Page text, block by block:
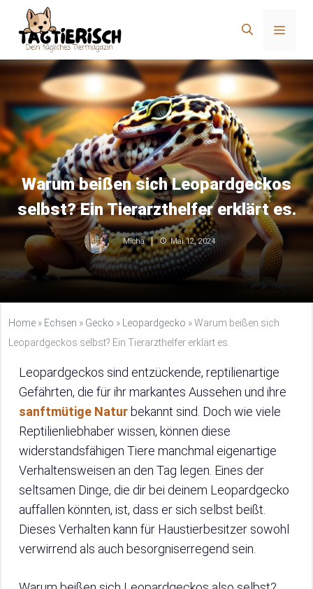
Inhalt
springen
Menü
Warum beißen sich Leopardgeckos
selbst? Ein Tierarzthelfer erklärt es.
Micha Mai 12, 2024
Home » Echsen » Gecko » Leopardgecko »Warum beißen sich
Leopardgeckos selbst? Ein Tierarzthelfer erklärt es.
Leopardgeckos sind entzückende, reptilienartige
Gefährten, die für ihr markantes Aussehen und ihre
sanftmütige Natur bekannt sind. Doch wie viele
Reptilienliebhaber wissen, können diese
widerstandsfähigen Tiere manchmal eigenartige
Verhaltensweisen an den Tag legen. Eines der
seltsamen Dinge, die dir bei deinem Leopardgecko
auffallen könnten, ist, dass er sich selbst beißt.
Dieses Verhalten kann für Haustierbesitzer sowohl
verwirrend als auch besorgniserregend sein.